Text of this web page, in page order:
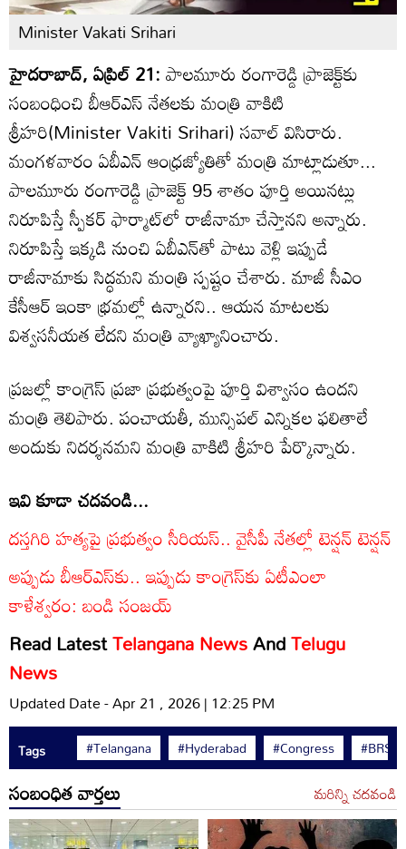
Minister Vakati Srihari
హైదరాబాద్, ఏప్రిల్ 21:పాలమూరు రంగారెడ్డి ప్రాజెక్ట్‌కు
సంబంధించి బీఆర్‌ఎస్ నేతలకు మంత్రి వాకిటి
శ్రీహరి(Minister Vakiti Srihari) సవాల్ విసిరారు.
మంగళవారం ఏబీఎన్ ఆంధ్రజ్యోతితో మంత్రి మాట్లాడుతూ...
పాలమూరు రంగారెడ్డి ప్రాజెక్ట్ 95 శాతం పూర్తి అయినట్లు
నిరూపిస్తే స్పీకర్ ఫార్మాట్‌లో రాజీనామా చేస్తానని అన్నారు.
నిరూపిస్తే ఇక్కడి నుంచి ఏబీఎన్‌తో పాటు వెళ్లి ఇప్పుడే
రాజీనామాకు సిద్ధమని మంత్రి స్పష్టం చేశారు. మాజీ సీఎం
కేసీఆర్ ఇంకా భ్రమల్లో ఉన్నారని.. ఆయన మాటలకు
విశ్వసనీయత లేదని మంత్రి వ్యాఖ్యానించారు.
ప్రజల్లో కాంగ్రెస్ ప్రజా ప్రభుత్వంపై పూర్తి విశ్వాసం ఉందని
మంత్రి తెలిపారు. పంచాయతీ, మున్సిపల్ ఎన్నికల ఫలితాలే
అందుకు నిదర్శనమని మంత్రి వాకిటి శ్రీహరి పేర్కొన్నారు.
ఇవి కూడా చదవండి...
దస్తగిరి హత్యపై ప్రభుత్వం సీరియస్.. వైసీపీ నేతల్లో టెన్షన్ టెన్షన్
అప్పుడు బీఆర్‌ఎస్‌కు.. ఇప్పుడు కాంగ్రెస్‌కు ఏటీఎంలా
కాళేశ్వరం: బండి సంజయ్
Read LatestTelangana NewsAndTelugu
News
Updated Date - Apr 21 , 2026 | 12:25 PM
Tags #Telangana #Hyderabad #Congress #BRS
సంబంధిత వార్తలు మరిన్ని చదవండి